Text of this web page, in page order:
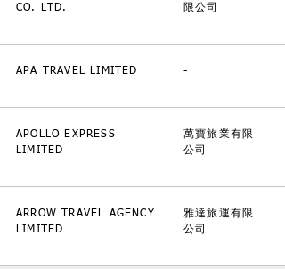
CO. LTD.
限公司
APA TRAVEL LIMITED -
APOLLO EXPRESS
LIMITED
萬寶旅業有限
公司
ARROW TRAVEL AGENCY
LIMITED
雅達旅運有限
公司